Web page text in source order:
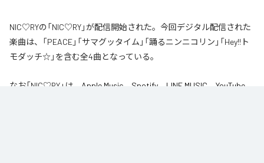
NIC♡RYの「NIC♡RY」が配信開始された。今回デジタル配信された
楽曲は、「PEACE」「サマグッタイム」「踊るニンニコリン」「Hey!!ト
モダッチ☆」を含む全4曲となっている。
なお「NIC♡RY」は、 Apple Music Spotify LINE MUSIC
YouTube